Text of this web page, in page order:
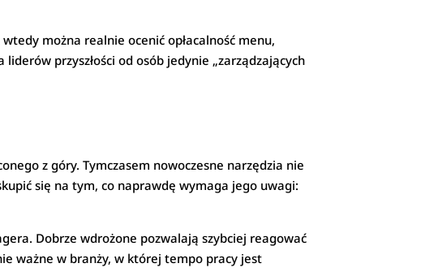
można realnie ocenić opłacalność menu,
przyszłości od osób jedynie „zarządzających
z góry. Tymczasem nowoczesne narzędzia nie
się na tym, co naprawdę wymaga jego uwagi:
Dobrze wdrożone pozwalają szybciej reagować
ważne w branży, w której tempo pracy jest